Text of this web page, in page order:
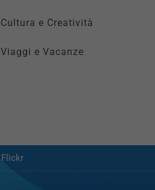
Cultura e Creatività
Viaggi e Vacanze
Flickr